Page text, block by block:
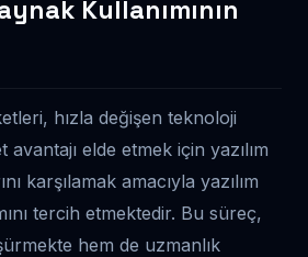
Kullanımının
hızla değişen teknoloji
avantajı elde etmek için yazılım
karşılamak amacıyla yazılım
tercih etmektedir. Bu süreç,
hem de uzmanlık